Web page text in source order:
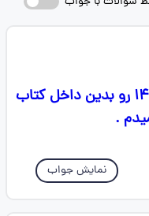
درود دوستان میشه سوالت درس ۱۴ رو بدین داخل کتاب
.
نمایش جواب